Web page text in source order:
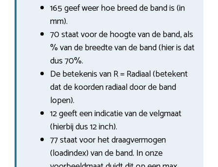
165 geef weer hoe breed de band is (in
mm).
70 staat voor de hoogte van de band, als
% van de breedte van de band (hier is dat
dus 70%.
De betekenis van R = Radiaal (betekent
dat de koorden radiaal door de band
lopen).
12 geeft een indicatie van de velgmaat
(hierbij dus 12 inch).
77 staat voor het draagvermogen
(loadindex) van de band. In onze